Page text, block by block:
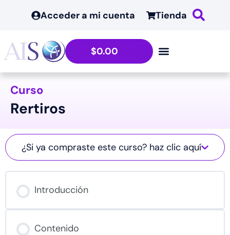
Acceder a mi cuenta Tienda
$0.00
Curso
Rertiros
¿Si ya compraste este curso? haz clic aquí
Introducción
Contenido